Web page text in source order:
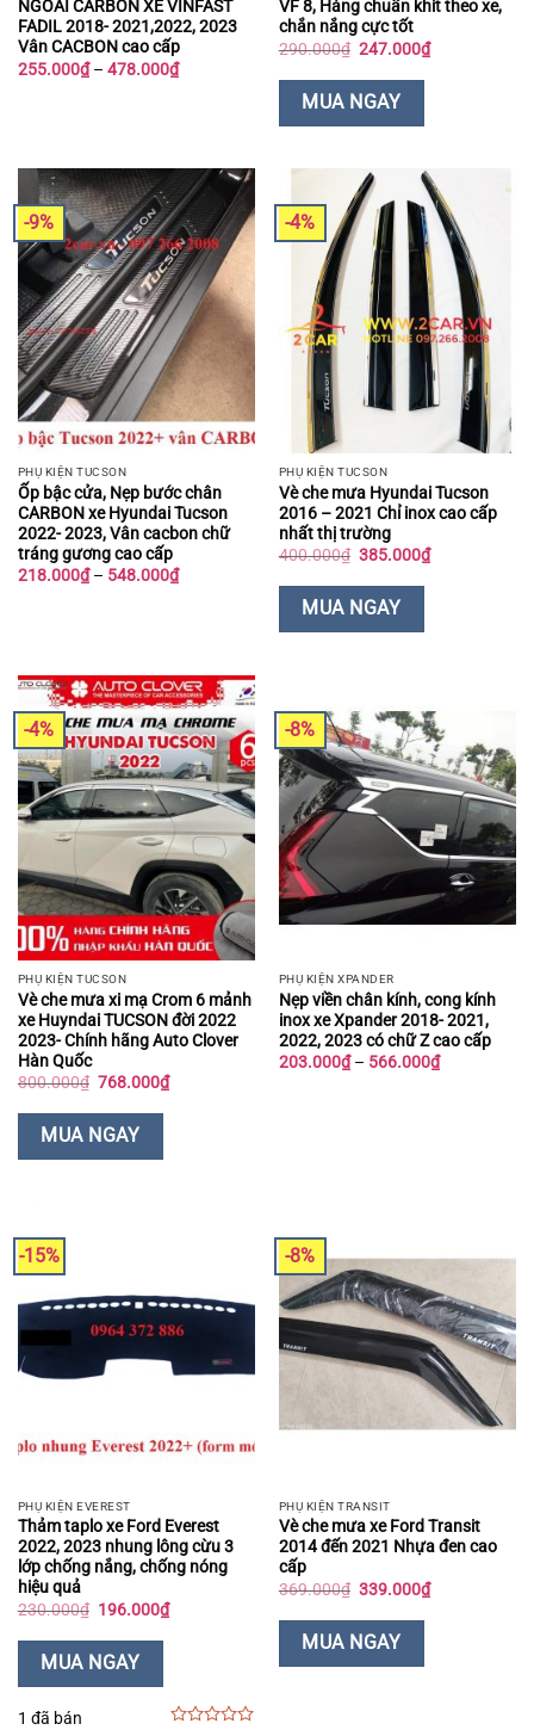
NGOÀI CARBON XE VINFAST
FADIL 2018- 2021,2022, 2023
Vân CACBON cao cấp
255.000₫ – 478.000₫Khoảng
giá:
VF 8, Hàng chuẩn khít theo xe,
chắn nắng cực tốt
290.000₫ Giá
là:
290.000₫.
247.000₫Giá
hiện
MUA NGAY
-9%
PHỤ KIỆN TUCSON
Ốp bậc cửa, Nẹp bước chân
CARBON xe Hyundai Tucson
2022- 2023, Vân cacbon chữ
tráng gương cao cấp
218.000₫ – 548.000₫Khoảng
giá:
-4%
PHỤ KIỆN TUCSON
Vè che mưa Hyundai Tucson
2016 – 2021 Chỉ inox cao cấp
nhất thị trường
400.000₫ Giá
là:
400.000₫.
385.000₫Giá
hiện
MUA NGAY
-4%
PHỤ KIỆN TUCSON
Vè che mưa xi mạ Crom 6 mảnh
xe Huyndai TUCSON đời 2022
2023- Chính hãng Auto Clover
Hàn Quốc
800.000₫ Giá
là:
800.000₫.
768.000₫Giá
hiện
MUA NGAY
-8%
PHỤ KIỆN XPANDER
Nẹp viền chân kính, cong kính
inox xe Xpander 2018- 2021,
2022, 2023 có chữ Z cao cấp
203.000₫ – 566.000₫Khoảng
giá:
-15%
PHỤ KIỆN EVEREST
Thảm taplo xe Ford Everest
2022, 2023 nhung lông cừu 3
lớp chống nắng, chống nóng
hiệu quả
230.000₫ Giá
là:
230.000₫.
196.000₫Giá
hiện
MUA NGAY
1 đã bán
-8%
PHỤ KIỆN TRANSIT
Vè che mưa xe Ford Transit
2014 đến 2021 Nhựa đen cao
cấp
369.000₫ Giá
là:
369.000₫.
339.000₫Giá
hiện
MUA NGAY